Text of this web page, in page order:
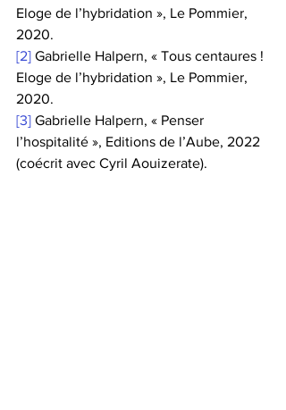
Eloge de l’hybridation », Le Pommier,
2020.
[2] Gabrielle Halpern, « Tous centaures !
Eloge de l’hybridation », Le Pommier,
2020.
[3] Gabrielle Halpern, « Penser
l’hospitalité », Editions de l’Aube, 2022
(coécrit avec Cyril Aouizerate).